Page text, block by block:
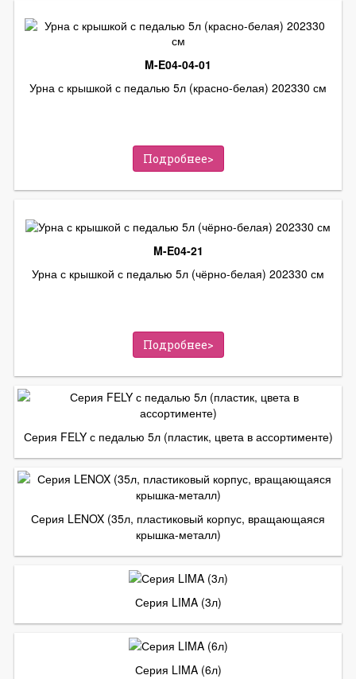
M-E04-04-01
Урна с крышкой с педалью 5л (красно-белая) 202330 см
Подробнее>
M-E04-21
Урна с крышкой с педалью 5л (чёрно-белая) 202330 см
Подробнее>
Серия FELY с педалью 5л (пластик, цвета в ассортименте)
Серия LENOX (35л, пластиковый корпус, вращающаяся
крышка-металл)
Серия LIMA (3л)
Серия LIMA (6л)